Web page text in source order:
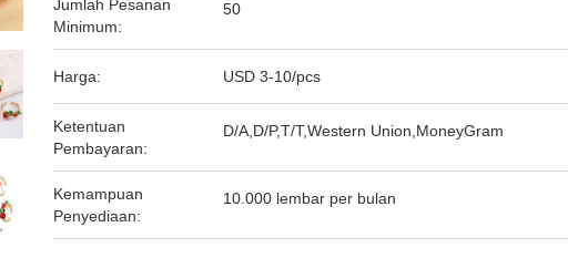
Jumlah Pesanan
Minimum:
50
Harga: USD 3-10/pcs
Ketentuan
Pembayaran:
D/A,D/P,T/T,Western Union,MoneyGram
Kemampuan
Penyediaan:
10.000 lembar per bulan